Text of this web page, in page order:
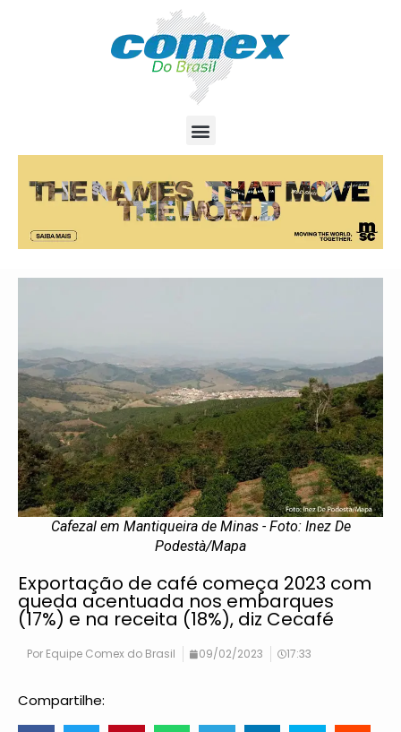
Cafezal em Mantiqueira de Minas - Foto: Inez De
Podestà/Mapa
Exportação de café começa 2023 com
queda acentuada nos embarques
(17%) e na receita (18%), diz Cecafé
Por Equipe Comex do Brasil 09/02/2023 17:33
Compartilhe: